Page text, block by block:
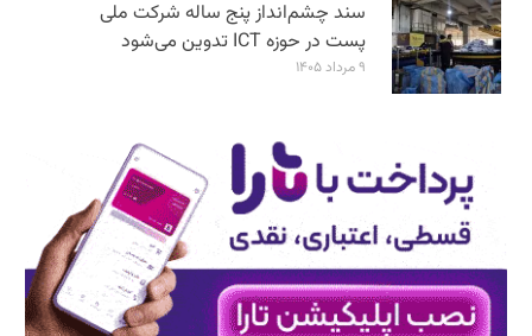
سند چشم‌انداز پنج ساله شرکت ملی
پست در حوزه ICT تدوین می‌شود
۹ مرداد ۱۴۰۵